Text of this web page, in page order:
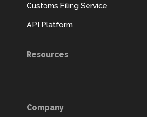
Customs Filing Service
API Platform
Resources
Company